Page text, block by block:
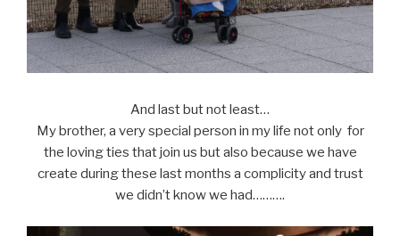
And last but not least…
My brother, a very special person in my life not only for
the loving ties that join us but also because we have
create during these last months a complicity and trust
we didn’t know we had……….